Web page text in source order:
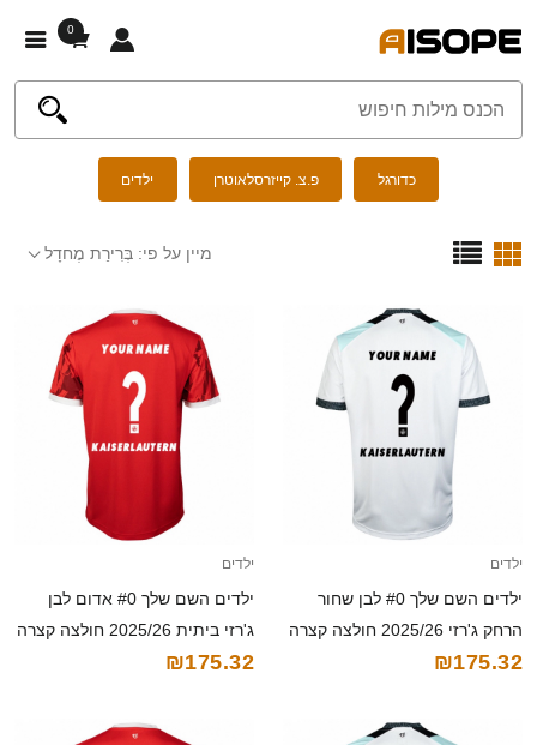
0
כדורגל פ.צ. קייזרסלאוטרן ילדים
מיין על פי: בְּרִירַת מֶחדָל
ילדים
ילדים השם שלך #0 לבן שחור
הרחק ג'רזי 2025/26 חולצה קצרה
₪175.32
ילדים
ילדים השם שלך #0 אדום לבן
ג'רזי ביתית 2025/26 חולצה קצרה
₪175.32